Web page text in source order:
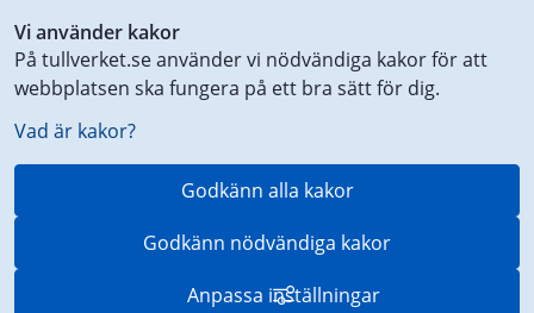
Vi använder kakor
På tullverket.se använder vi nödvändiga kakor för att
webbplatsen ska fungera på ett bra sätt för dig.
Vad är kakor?
Godkänn alla kakor
Godkänn nödvändiga kakor
Anpassa inställningar
till
innehåll
på
aktuell